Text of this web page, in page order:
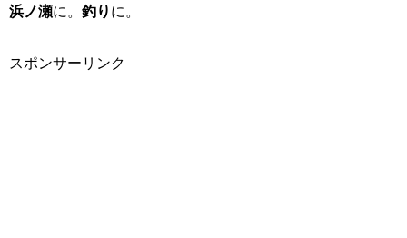
浜ノ瀬に。 釣り に。
スポンサーリンク